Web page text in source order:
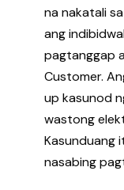
na nakatali
ang
pagtanggap
Customer.
up kasunod
wastong
Kasunduang
nasabing